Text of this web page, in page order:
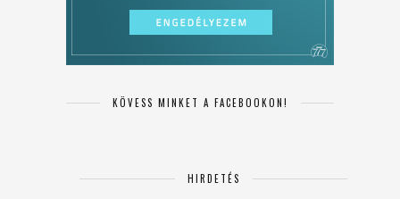
KÖVESS MINKET A FACEBOOKON!
HIRDETÉS